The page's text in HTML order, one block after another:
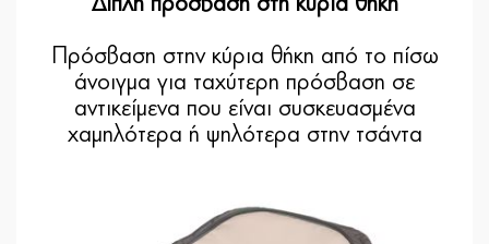
Πρόσβαση στην κύρια θήκη από το πίσω
άνοιγμα για ταχύτερη πρόσβαση σε
αντικείμενα που είναι συσκευασμένα
χαμηλότερα ή ψηλότερα στην τσάντα